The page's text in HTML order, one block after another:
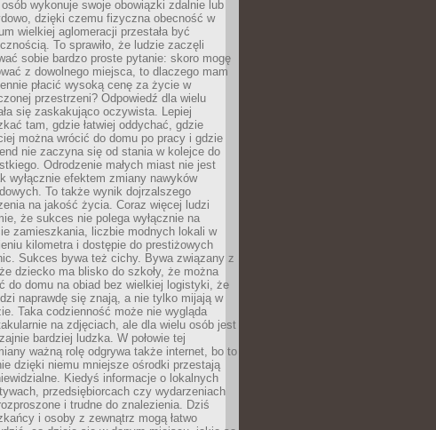
wykonuje swoje obowiązki zdalnie lub
dzięki czemu fizyczna obecność w
wielkiej aglomeracji przestała być
To sprawiło, że ludzie zaczęli
sobie bardzo proste pytanie: skoro mogę
z dowolnego miejsca, to dlaczego mam
płacić wysoką cenę za życie w
przestrzeni? Odpowiedź dla wielu
się zaskakująco oczywista. Lepiej
tam, gdzie łatwiej oddychać, gdzie
można wrócić do domu po pracy i gdzie
nie zaczyna się od stania w kolejce do
Odrodzenie małych miast nie jest
wyłącznie efektem zmiany nawyków
To także wynik dojrzalszego
na jakość życia. Coraz więcej ludzi
że sukces nie polega wyłącznie na
zamieszkania, liczbie modnych lokali w
kilometra i dostępie do prestiżowych
Sukces bywa też cichy. Bywa związany z
dziecko ma blisko do szkoły, że można
do domu na obiad bez wielkiej logistyki, że
naprawdę się znają, a nie tylko mijają w
Taka codzienność może nie wygląda
na zdjęciach, ale dla wielu osób jest
bardziej ludzka. W połowie tej
ważną rolę odgrywa także internet, bo to
dzięki niemu mniejsze ośrodki przestają
Kiedyś informacje o lokalnych
przedsiębiorcach czy wydarzeniach
i trudne do znalezienia. Dziś
i osoby z zewnątrz mogą łatwo